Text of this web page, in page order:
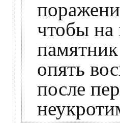
чтобы на
опять
после